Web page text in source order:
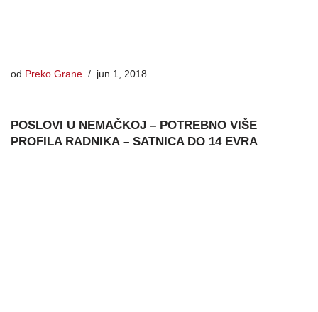
od Preko Grane jun 1, 2018
POSLOVI U NEMAČKOJ – POTREBNO VIŠE
PROFILA RADNIKA – SATNICA DO 14 EVRA